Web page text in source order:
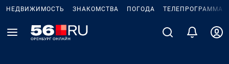
НЕДВИЖИМОСТЬ ЗНАКОМСТВА ПОГОДА ТЕЛЕПРОГРАММА